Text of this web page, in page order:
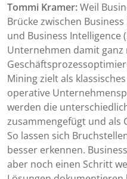
Tommi Kramer:Weil
Brücke zwischen
und Business Intelligence
Unternehmen damit
Mining zielt als
operative
werden die
zusammengefügt und als
So lassen sich
besser erkennen.
aber noch einen Schritt